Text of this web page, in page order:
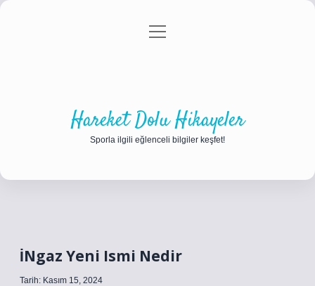
Gizlilik Politikası
menüyü
Hareket Dolu Hikayeler
Sporla ilgili eğlenceli bilgiler keşfet!
İNgaz Yeni Ismi Nedir
Tarih: Kasım 15, 2024